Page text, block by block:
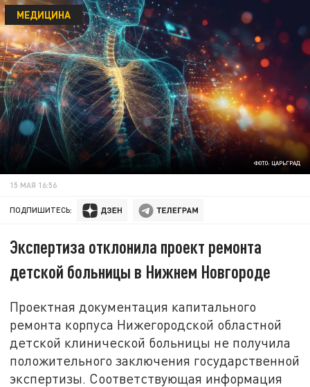
ФОТО: ЦАРЬГРАД
МЕДИЦИНА
15 МАЯ 16:56
ПОДПИШИТЕСЬ:
Экспертиза отклонила проект ремонта
детской больницы в Нижнем Новгороде
Проектная документация капитального
ремонта корпуса Нижегородской областной
детской клинической больницы не получила
положительного заключения государственной
экспертизы. Соответствующая информация